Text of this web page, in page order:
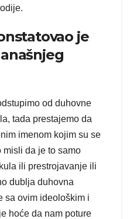
je
od duhovne
tada prestajemo da
imenom kojim su se
misli da je to samo
ili prestrojavanje ili
dublja duhovna
sa ovim ideološkim i
hoće da nam poture